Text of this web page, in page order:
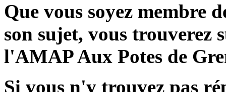
Que vous soyez membre
son sujet, vous trouverez
l'AMAP Aux Potes de
Si vous n'y trouvez pas